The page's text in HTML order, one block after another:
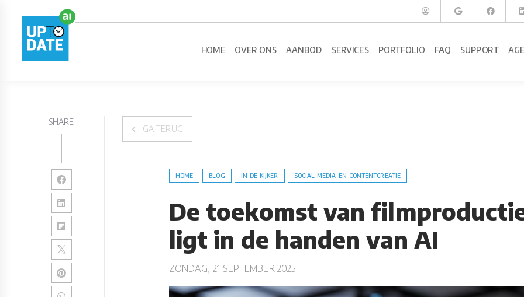
HOME OVER ONS AANBOD SERVICES PORTFOLIO FAQ SUPPORT
SHARE
GA TERUG
HOME BLOG IN-DE-KIJKER SOCIAL-MEDIA-EN-CONTENTCREATIE
De toekomst van
ligt in de handen van AI
ZONDAG, 21 SEPTEMBER 2025